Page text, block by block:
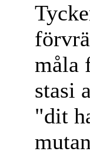
måla
stasi
"dit